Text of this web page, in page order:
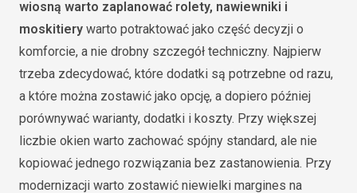
wiosną warto zaplanować rolety, nawiewniki i
moskitiery warto potraktować jako część decyzji o
komforcie, a nie drobny szczegół techniczny. Najpierw
trzeba zdecydować, które dodatki są potrzebne od razu,
a które można zostawić jako opcję, a dopiero później
porównywać warianty, dodatki i koszty. Przy większej
liczbie okien warto zachować spójny standard, ale nie
kopiować jednego rozwiązania bez zastanowienia. Przy
modernizacji warto zostawić niewielki margines na